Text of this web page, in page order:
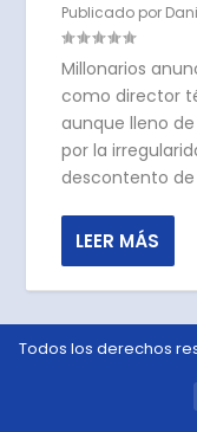
Publicado por
Millonarios
como director
aunque lleno
por la
descontento de
LEER MÁS
Todos los derechos